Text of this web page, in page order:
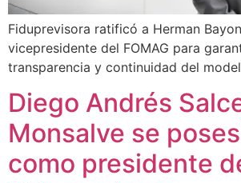
Fiduprevisora ratificó a Herman
vicepresidente del FOMAG para
transparencia y continuidad del
Diego Andrés
Monsalve se
como presidente